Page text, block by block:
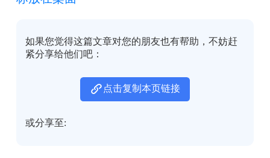
如果您觉得这篇文章对您的朋友也有帮助，不妨赶
紧分享给他们吧：
点击复制本页链接
或分享至: